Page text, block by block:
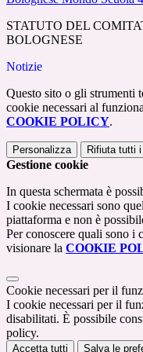
STATUTO DEL
BOLOGNESE
Notizie
Questo sito o gli strumenti
cookie necessari al
COOKIE POLICY.
Personalizza Rifiuta tutti i
Gestione cookie
In questa schermata è
I cookie necessari sono
piattaforma e non è
Per conoscere quali sono i
visionare la COOKIE
Cookie necessari per il
I cookie necessari per il
disabilitati. È possibile
policy.
Accetta tutti Salva le